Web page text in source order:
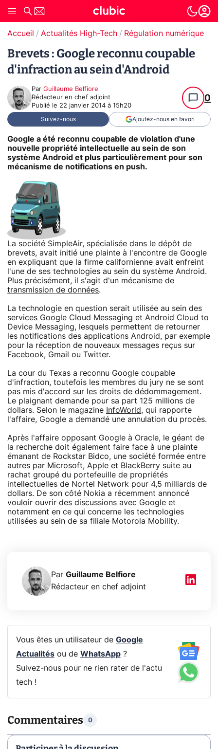
Accueil Actualités High-Tech Régulation numérique
Brevets : Google reconnu coupable
d'infraction au sein d'Android
Par Guillaume Belfiore
Rédacteur en chef adjoint
Publié le 22 janvier 2014 à 15h20
0
Suivez-nous Ajoutez-nous en favori
Google a été reconnu coupable de violation d'une
nouvelle propriété intellectuelle au sein de son
système Android et plus particulièrement pour son
mécanisme de notifications en push.
La société SimpleAir, spécialisée dans le dépôt de
brevets, avait initié une plainte à l'encontre de Google
en expliquant que la firme californienne avait enfreint
l'une de ses technologies au sein du système Android.
Plus précisément, il s'agit d'un mécanisme de
transmission de données.
La technologie en question serait utilisée au sein des
services Google Cloud Messaging et Android Cloud to
Device Messaging, lesquels permettent de retourner
les notifications des applications Android, par exemple
pour la réception de nouveaux messages reçus sur
Facebook, Gmail ou Twitter.
La cour du Texas a reconnu Google coupable
d'infraction, toutefois les membres du jury ne se sont
pas mis d'accord sur les droits de dédommagement.
Le plaignant demande pour sa part 125 millions de
dollars. Selon le magazine
InfoWorld, qui rapporte
l'affaire, Google a demandé une annulation du procès.
Après l'affaire opposant Google à Oracle, le géant de
la recherche doit également faire face à une plainte
émanant de Rockstar Bidco, une société formée entre
autres par Microsoft, Apple et BlackBerry suite au
rachat groupé du portefeuille de propriétés
intellectuelles de Nortel Network pour 4,5 milliards de
dollars. De son côté Nokia a récemment annoncé
vouloir ouvrir des discussions avec Google et
notamment en ce qui concerne les technologies
utilisées au sein de sa filiale Motorola Mobility.
Par Guillaume Belfiore
Rédacteur en chef adjoint
Vous êtes un utilisateur de Google
Actualitésou de WhatsApp?
Suivez-nous pour ne rien rater de l'actu
tech !
Commentaires 0